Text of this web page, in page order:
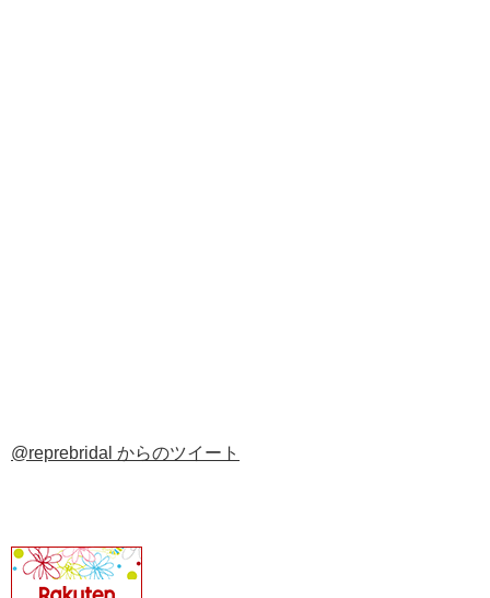
@reprebridal からのツイート